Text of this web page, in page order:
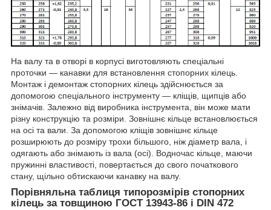
На валу та в отворі в корпусі виготовляють спеціальні
проточки — канавки для встановлення стопорних кілець.
Монтаж і демонтаж стопорних кілець здійснюється за
допомогою спеціального інструменту — кліщів, щипців або
знімачів. Залежно від виробника інструмента, він може мати
різну конструкцію та розміри. Зовнішнє кільце встановлюється
на осі та вали. За допомогою кліщів зовнішнє кільце
розширюють до розміру трохи більшого, ніж діаметр вала, і
одягають або знімають із вала (осі). Водночас кільце, маючи
пружинні властивості, повертається до свого початкового
стану, щільно обтискаючи канавку на валу.
Порівняльна таблиця типорозмірів стопорних
кілець за товщиною ГОСТ 13943-86 і DIN 472